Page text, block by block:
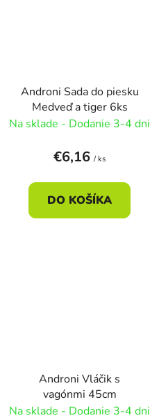
Androni Sada do piesku
Medveď a tiger 6ks
Na sklade - Dodanie 3-4 dni
€6,16 / ks
DO KOŠÍKA
Androni Vláčik s
vagónmi 45cm
Na sklade - Dodanie 3-4 dni